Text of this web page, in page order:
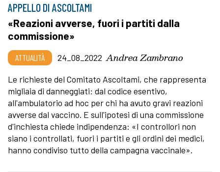
APPELLO DI ASCOLTAMI
«Reazioni avverse, fuori i partiti dalla
commissione»
ATTUALITÀ 24_08_2022 Andrea Zambrano
Le richieste del Comitato Ascoltami, che rappresenta
migliaia di danneggiati: dal codice esentivo,
all'ambulatorio ad hoc per chi ha avuto gravi reazioni
avverse dal vaccino. E sull'ipotesi di una commissione
d'inchiesta chiede indipendenza: «I controllori non
siano i controllati, fuori i partiti e gli ordini dei medici,
hanno condiviso tutto della campagna vaccinale».